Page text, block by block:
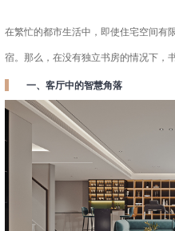
在繁忙的都市生活中，即使住宅空间有
宿。那么，在没有独立书房的情况下，
一、客厅中的智慧角落